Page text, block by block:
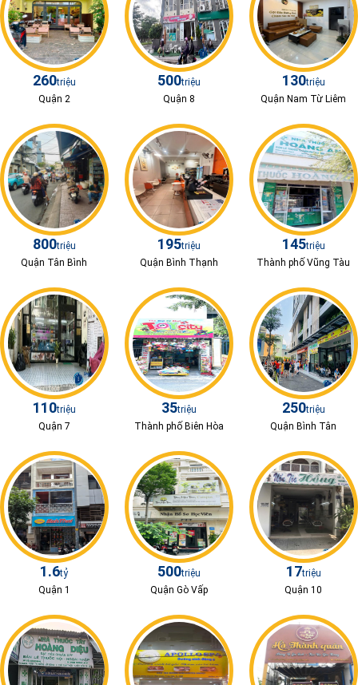
260triệu
Quận 2
500triệu
Quận 8
130triệu
Quận Nam Từ Liêm
800triệu
Quận Tân Bình
195triệu
Quận Bình Thạnh
145triệu
Thành phố Vũng Tàu
110triệu
Quận 7
35triệu
Thành phố Biên Hòa
250triệu
Quận Bình Tân
1.6tỷ
Quận 1
500triệu
Quận Gò Vấp
17triệu
Quận 10